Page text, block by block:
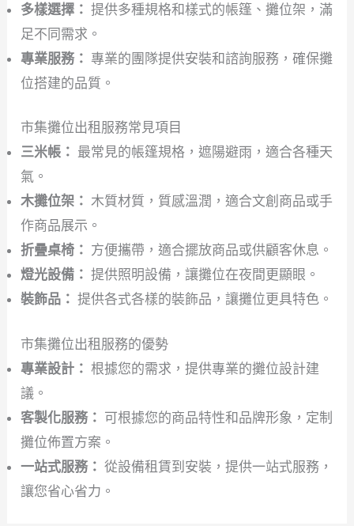
多樣選擇： 提供多種規格和樣式的帳篷、攤位架，滿
足不同需求。
專業服務： 專業的團隊提供安裝和諮詢服務，確保攤
位搭建的品質。
市集攤位出租服務常見項目
三米帳： 最常見的帳篷規格，遮陽避雨，適合各種天
氣。
木攤位架： 木質材質，質感溫潤，適合文創商品或手
作商品展示。
折疊桌椅： 方便攜帶，適合擺放商品或供顧客休息。
燈光設備： 提供照明設備，讓攤位在夜間更顯眼。
裝飾品： 提供各式各樣的裝飾品，讓攤位更具特色。
市集攤位出租服務的優勢
專業設計： 根據您的需求，提供專業的攤位設計建
議。
客製化服務： 可根據您的商品特性和品牌形象，定制
攤位佈置方案。
一站式服務： 從設備租賃到安裝，提供一站式服務，
讓您省心省力。